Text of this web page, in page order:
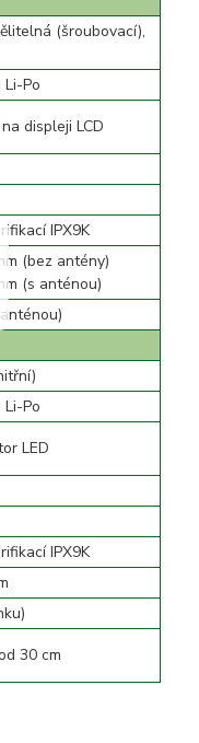
(šroubovací),
Po
displeji LCD
IPX9K
(bez antény)
(s anténou)
Po
LED
IPX9K
30 cm